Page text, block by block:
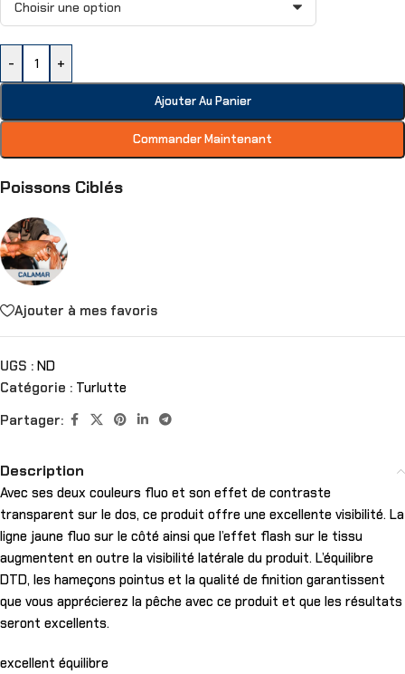
- +
Ajouter Au Panier
Commander Maintenant
Poissons Ciblés
Ajouter à mes favoris
UGS : ND
Catégorie : Turlutte
Partager:
Description
Avec ses deux couleurs fluo et son effet de contraste
transparent sur le dos, ce produit offre une excellente visibilité. La
ligne jaune fluo sur le côté ainsi que l’effet flash sur le tissu
augmentent en outre la visibilité latérale du produit. L’équilibre
DTD, les hameçons pointus et la qualité de finition garantissent
que vous apprécierez la pêche avec ce produit et que les résultats
seront excellents.
excellent équilibre